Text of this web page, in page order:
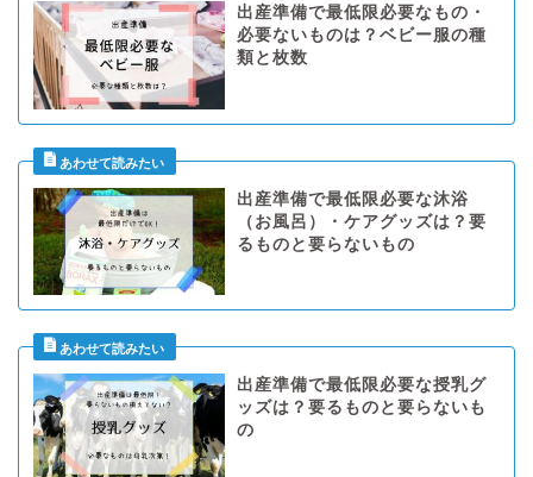
出産準備で最低限必要なもの・
必要ないものは？ベビー服の種
類と枚数
出産準備で最低限必要な沐浴
（お風呂）・ケアグッズは？要
るものと要らないもの
出産準備で最低限必要な授乳グ
ッズは？要るものと要らないも
の